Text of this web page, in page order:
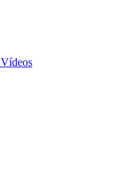
Vídeos